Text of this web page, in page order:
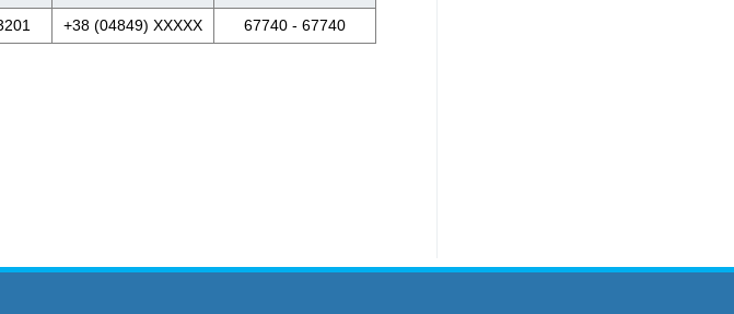
+38 (04849) XXXXX 67740 - 67740